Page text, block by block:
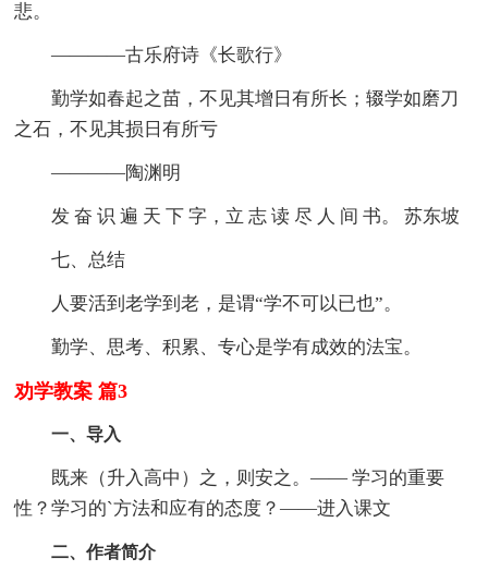
悲。
————古乐府诗《长歌行》
勤学如春起之苗，不见其增日有所长；辍学如磨刀
之石，不见其损日有所亏
————陶渊明
发 奋 识 遍 天 下 字，立 志 读 尽 人 间 书。 苏东坡
七、总结
人要活到老学到老，是谓“学不可以已也”。
勤学、思考、积累、专心是学有成效的法宝。
劝学教案 篇3
一、导入
既来（升入高中）之，则安之。—— 学习的重要
性？学习的`方法和应有的态度？——进入课文
二、作者简介